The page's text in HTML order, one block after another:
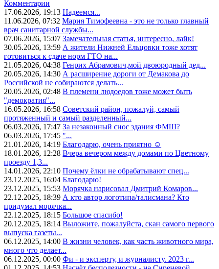
Комментарии
17.06.2026, 19:13 Надеемся...
11.06.2026, 07:32 Мария Тимофеевна - это не только главный
врач санитарной службы...
07.06.2026, 15:07 Замечательная статья, интересно, лайк!
30.05.2026, 13:59 А жители Нижней Ельцовки тоже хотят
готовиться к сдаче норм ГТО на...
21.05.2026, 04:38 Генрих Абрамович,мой двоюродный дед...
20.05.2026, 14:30 А расширение дороги от Демакова до
Российской не собираются делать...
20.05.2026, 02:48 В племени людоедов тоже может быть
"демократия"...
16.05.2026, 16:58 Советский район, пожалуй, самый
протяженный и самый разделенный...
06.03.2026, 17:47 За незаконный снос здания ФМШ?
06.03.2026, 17:45 "...
21.01.2026, 14:19 Благодарю, очень приятно ☺️
18.01.2026, 12:28 Вчера вечером между домами по Цветному
проезду 1,3...
14.01.2026, 22:10 Почему ёлки не обрабатывают спец...
23.12.2025, 16:04 Благодарю!
23.12.2025, 15:53 Морячка нарисовал Дмитрий Комаров...
22.12.2025, 18:39 А кто автор логотипа/талисмана? Кто
придумал морячка...
22.12.2025, 18:15 Большое спасибо!
20.12.2025, 18:14 Выложите, пожалуйста, скан самого первого
выпуска газеты...
06.12.2025, 14:00 В жизни человек, как часть животного мира,
много что делает...
06.12.2025, 00:00 Фи - и эксперту, и журналисту. 2023 г...